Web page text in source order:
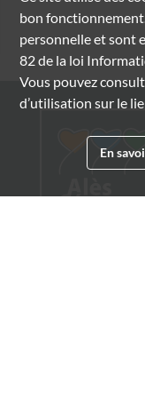
bon
personnelle et sont
82 de la loi
Vous pouvez
d’utilisation sur le
En